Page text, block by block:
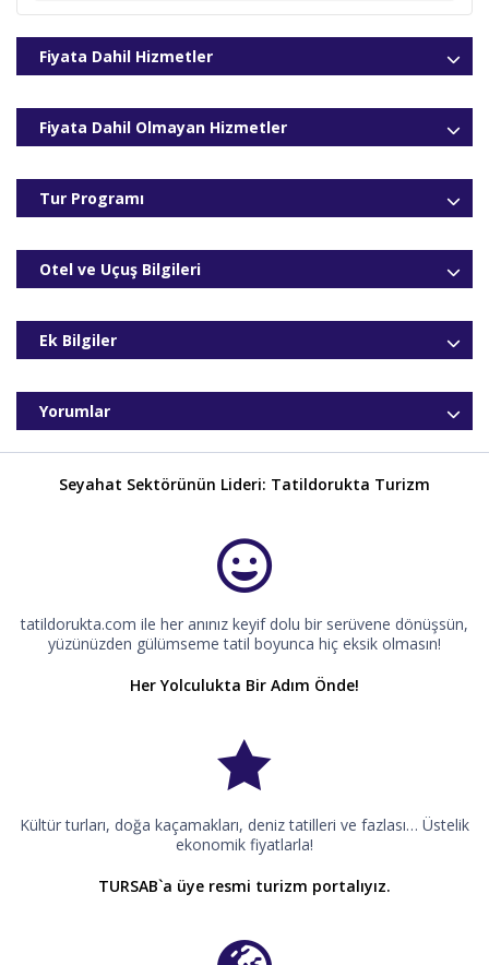
31.08.2026
3* Oteller Vb. 385,00€
02.09.2026
3* Oteller Vb. 385,00€
07.09.2026
3* Oteller Vb. 385,00€
09.09.2026
3* Oteller Vb. 385,00€
14.09.2026
3* Oteller Vb.
Fiyata Dahil Hizmetler
Fiyata Dahil Olmayan Hizmetler
Tur Programı
Otel ve Uçuş Bilgileri
Ek Bilgiler
Yorumlar
Seyahat Sektörünün Lideri: Tatildorukta Turizm
tatildorukta.com ile her anınız keyif dolu bir serüvene dönüşsün,
yüzünüzden gülümseme tatil boyunca hiç eksik olmasın!
Her Yolculukta Bir Adım Önde!
Kültür turları, doğa kaçamakları, deniz tatilleri ve fazlası… Üstelik
ekonomik fiyatlarla!
TURSAB`a üye resmi turizm portalıyız.